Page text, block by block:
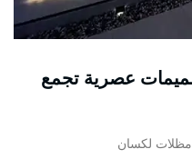
عصرية تجمع
مظلات لكسان